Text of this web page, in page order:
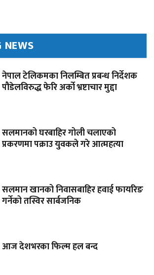
NEWS
नेपाल टेलिकमका निलम्बित प्रबन्ध निर्देशक
पौडेलविरुद्ध फेरि अर्को भ्रष्टाचार मुद्दा
सलमानको घरबाहिर गोली चलाएको
प्रकरणमा पक्राउ युवकले गरे आत्महत्या
सलमान खानको निवासबाहिर हवाई फायरिङ
गर्नेको तस्विर सार्बजनिक
आज देशभरका फिल्म हल बन्द